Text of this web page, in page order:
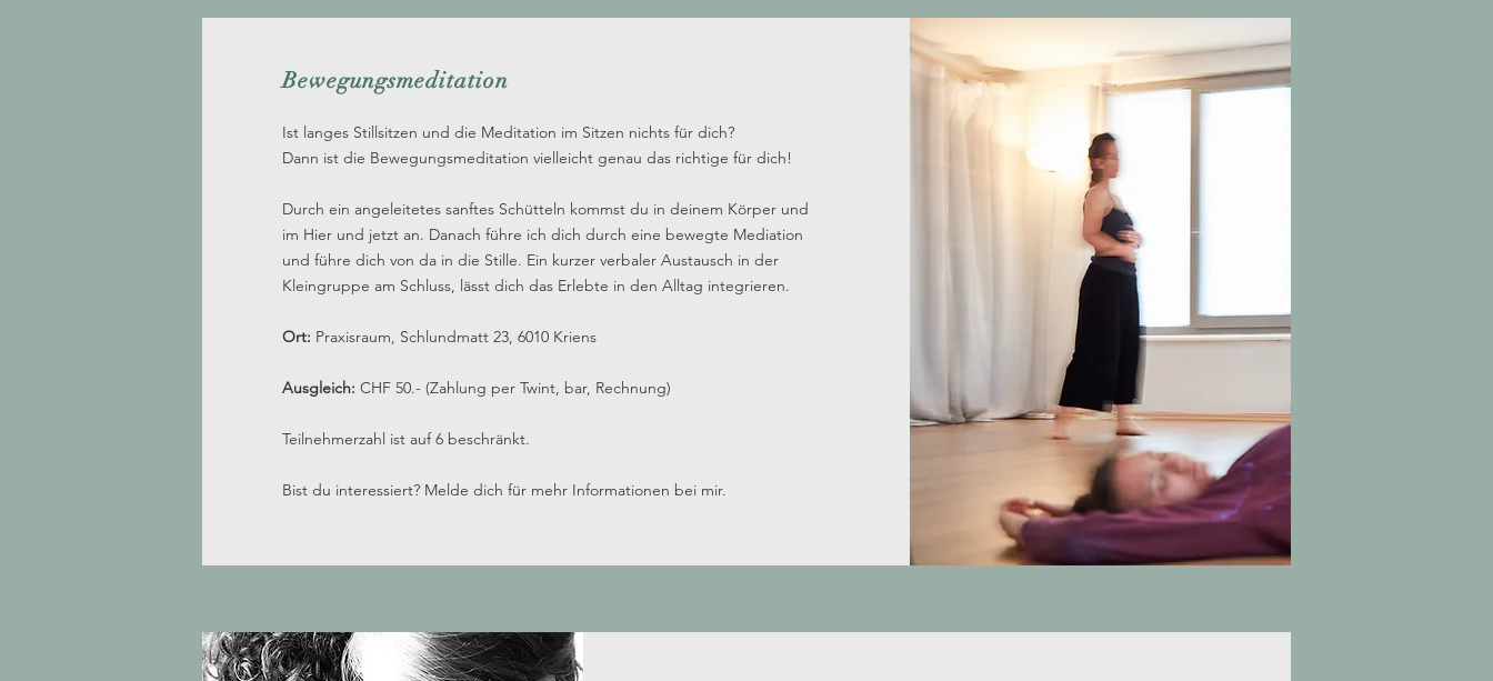
Bewegungsmeditation
Ist langes Stillsitzen und die Meditation im Sitzen nichts für dich?
Dann ist die Bewegungsmeditation vielleicht genau das richtige für dich!
Durch ein angeleitetes sanftes Schütteln kommst du in deinem Körper und
im Hier und jetzt an. Danach führe ich dich durch eine bewegte Mediation
und führe dich von da in die Stille. Ein kurzer verbaler Austausch in der
Kleingruppe am Schluss, lässt dich das Erlebte in den Alltag integrieren.
Ort: Praxisraum, Schlundmatt 23, 6010 Kriens
Ausgleich: CHF 50.- (Zahlung per Twint, bar, Rechnung)
Teilnehmerzahl ist auf 6 beschränkt.
Bist du interessiert? Melde dich für mehr Informationen bei mir.